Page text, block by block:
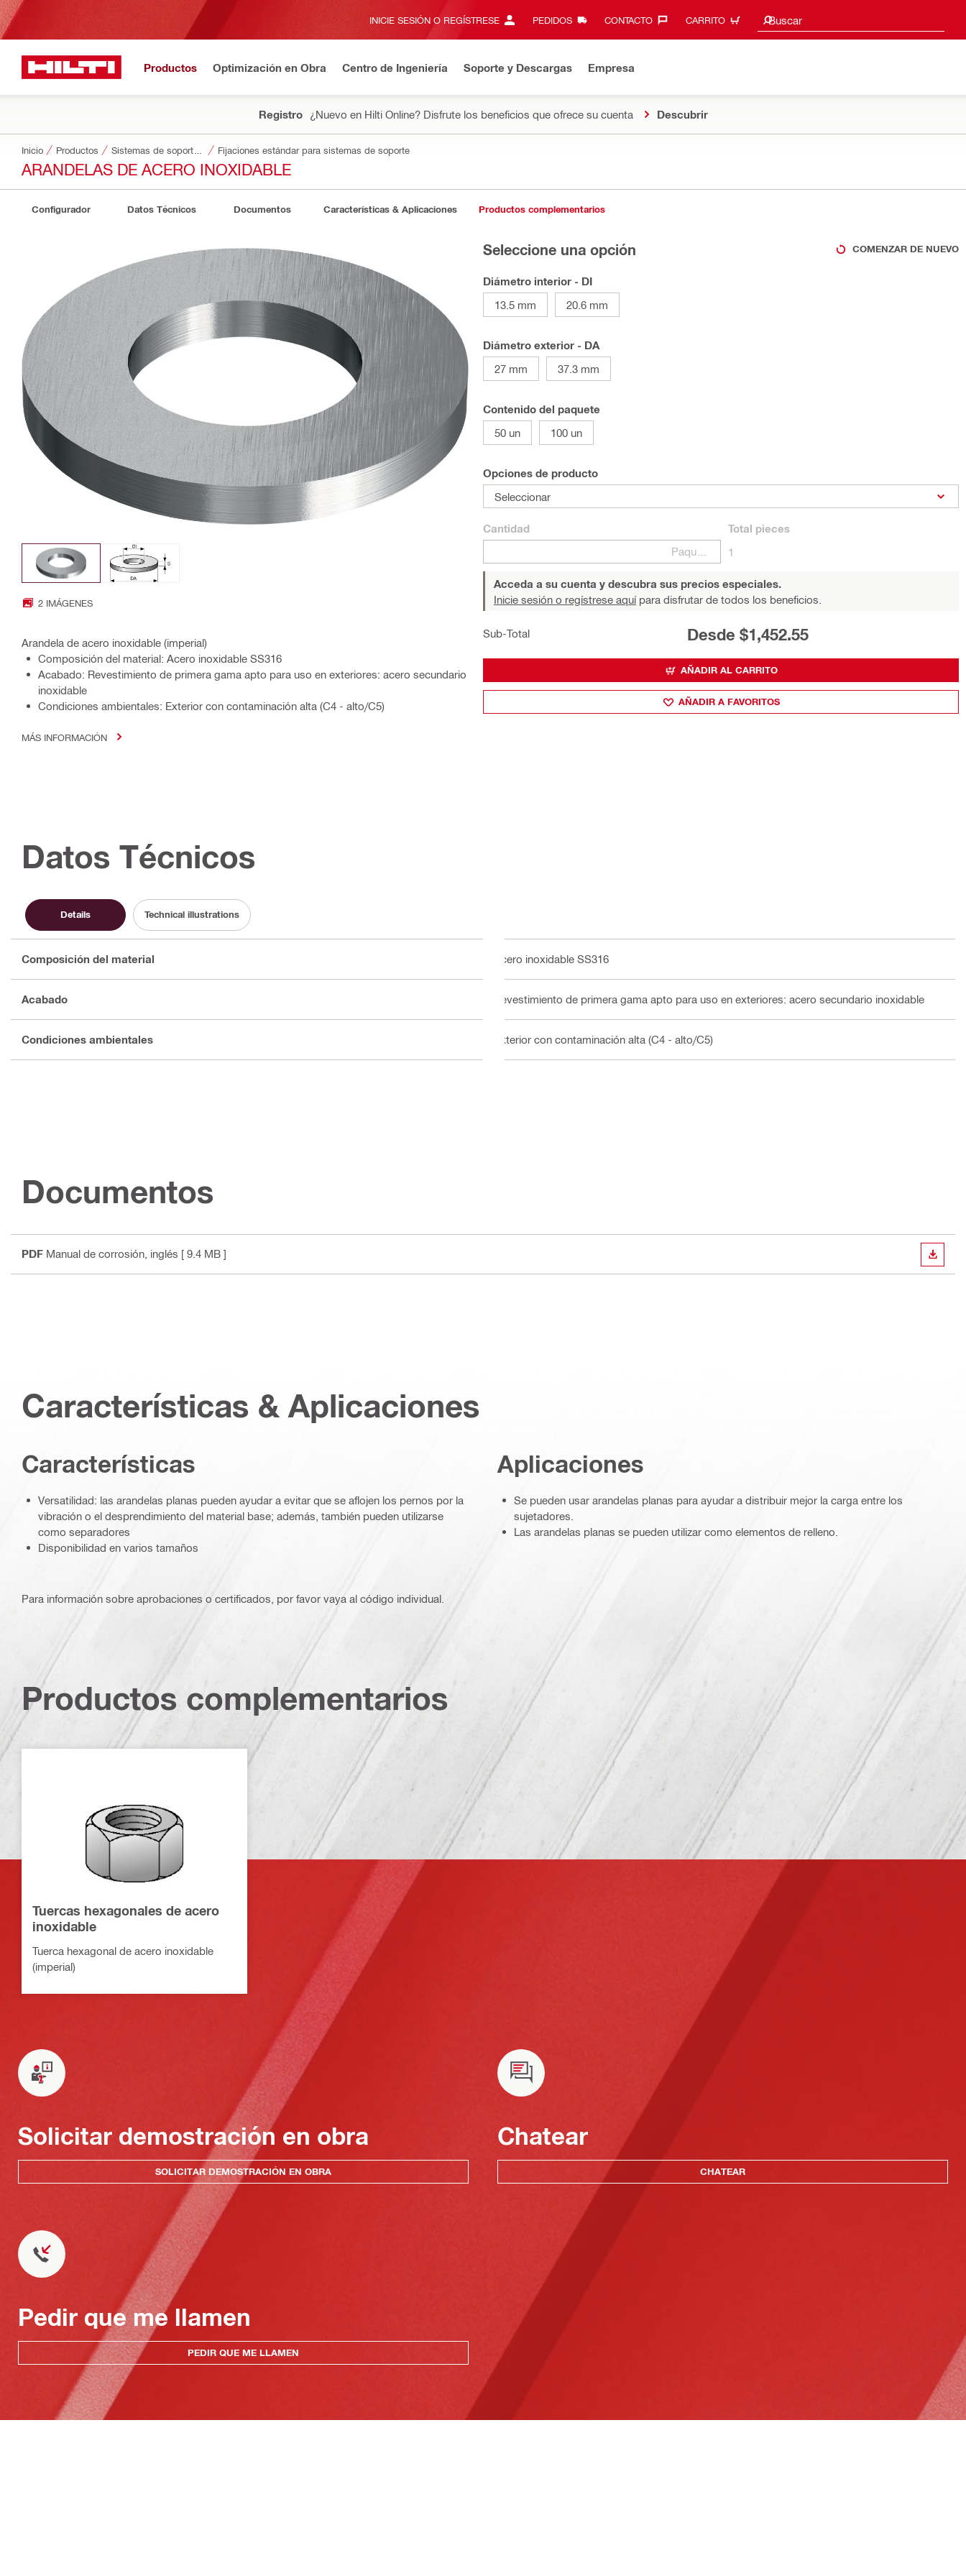
INICIE SESIÓN O REGÍSTRESE PEDIDOS CONTACTO‎ CARRITO Buscar
Sugerencias de búsqueda
Productos Optimización en Obra Centro de Ingeniería Soporte y Descargas Empresa
Registro ¿Nuevo en Hilti Online? Disfrute los beneficios que ofrece su cuenta Descubrir
Inicio Productos Fijaciones estándar para sistemas de soporte
ARANDELAS DE ACERO INOXIDABLE
Configurador Datos Técnicos Documentos Características & Aplicaciones Productos complementarios
2 IMÁGENES
Arandela de acero inoxidable (imperial)
Composición del material: Acero inoxidable SS316
Acabado: Revestimiento de primera gama apto para uso en exteriores: acero secundario
inoxidable
Condiciones ambientales: Exterior con contaminación alta (C4 - alto/C5)
MÁS INFORMACIÓN
Seleccione una opción COMENZAR DE NUEVO
Diámetro interior - DI
13.5 mm
20.6 mm
Diámetro exterior - DA
27 mm
37.3 mm
Contenido del paquete
50 un
100 un
Opciones de producto
Seleccionar
Cantidad
Paquetes
Total pieces
1
Acceda a su cuenta y descubra sus precios especiales.
Inicie sesión o regístrese aquípara disfrutar de todos los beneficios.
Sub-Total Desde $1,452.55
AÑADIR AL CARRITO
AÑADIR A FAVORITOS
Datos Técnicos
Details Technical illustrations
Composición del material Acero inoxidable SS316
Acabado Revestimiento de primera gama apto para uso en exteriores: acero secundario inoxidable
Condiciones ambientales Exterior con contaminación alta (C4 - alto/C5)
Documentos
PDF Manual de corrosión , inglés [ 9.4 MB ]
Características & Aplicaciones
Características
Versatilidad: las arandelas planas pueden ayudar a evitar que se aflojen los pernos por la
vibración o el desprendimiento del material base; además, también pueden utilizarse
como separadores
Disponibilidad en varios tamaños
Aplicaciones
Se pueden usar arandelas planas para ayudar a distribuir mejor la carga entre los
sujetadores.
Las arandelas planas se pueden utilizar como elementos de relleno.
Para información sobre aprobaciones o certificados, por favor vaya al código individual.
Productos complementarios
Tuercas hexagonales de acero
inoxidable
Tuerca hexagonal de acero inoxidable
(imperial)
Solicitar demostración en obra
SOLICITAR DEMOSTRACIÓN EN OBRA
Chatear
CHATEAR
Pedir que me llamen
PEDIR QUE ME LLAMEN